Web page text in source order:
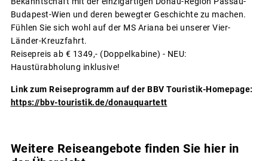
Budapest-Wien und deren bewegter Geschichte zu machen.
Fühlen Sie sich wohl auf der MS Ariana bei unserer Vier-
Länder-Kreuzfahrt.
Reisepreis ab € 1349,- (Doppelkabine) - NEU:
Haustürabholung inklusive!
Link zum Reiseprogramm auf der BBV Touristik-Homepage:
https://bbv-touristik.de/donauquartett
Weitere Reiseangebote finden Sie hier in